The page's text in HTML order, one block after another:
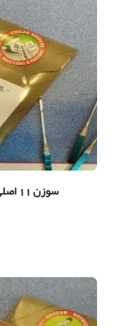
سوزن 11 اصلی ته آبی چرخ خیاطی خانگی